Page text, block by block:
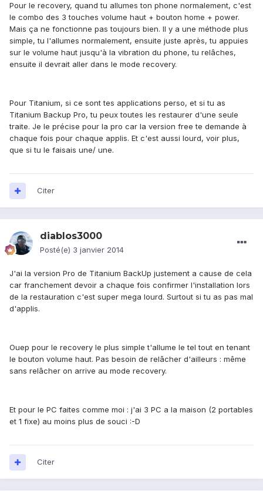
Pour le recovery, quand tu allumes ton phone normalement, c'est
le combo des 3 touches volume haut + bouton home + power.
Mais ça ne fonctionne pas toujours bien. Il y a une méthode plus
simple, tu l'allumes normalement, ensuite juste après, tu appuies
sur le volume haut jusqu'à la vibration du phone, tu relâches,
ensuite il devrait aller dans le mode recovery.
Pour Titanium, si ce sont tes applications perso, et si tu as
Titanium Backup Pro, tu peux toutes les restaurer d'une seule
traite. Je le précise pour la pro car la version free te demande à
chaque fois pour chaque applis. Et c'est aussi lourd, voir plus,
que si tu le faisais une/ une.
Citer
diablos3000
Posté(e) 3 janvier 2014
J'ai la version Pro de Titanium BackUp justement a cause de cela
car franchement devoir a chaque fois confirmer l'installation lors
de la restauration c'est super mega lourd. Surtout si tu as pas mal
d'applis.
Ouep pour le recovery le plus simple t'allume le tel tout en tenant
le bouton volume haut. Pas besoin de relâcher d'ailleurs : même
sans relâcher on arrive au mode recovery.
Et pour le PC faites comme moi : j'ai 3 PC a la maison (2 portables
et 1 fixe) au moins plus de souci :-D
Citer